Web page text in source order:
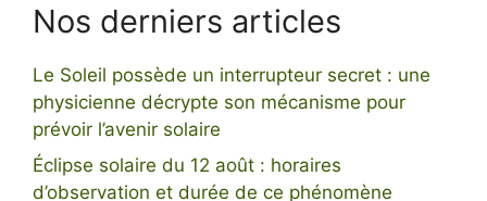
Nos derniers articles
Le Soleil possède un interrupteur secret : une
physicienne décrypte son mécanisme pour
prévoir l’avenir solaire
Éclipse solaire du 12 août : horaires
d’observation et durée de ce phénomène